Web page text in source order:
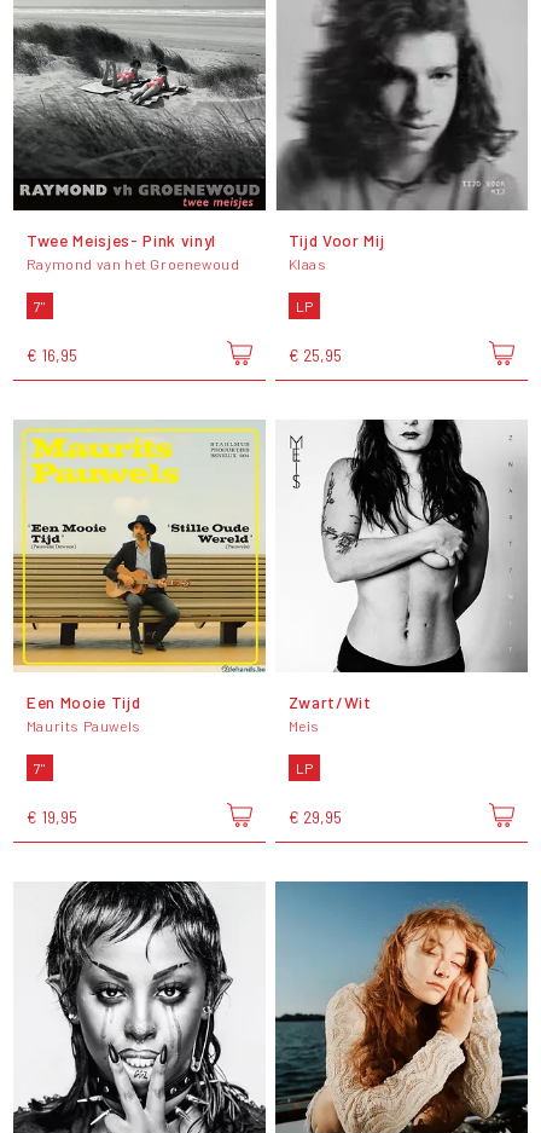
Twee Meisjes- Pink vinyl
Raymond van het Groenewoud
7"
€ 16,95
Tijd Voor Mij
Klaas
LP
€ 25,95
Een Mooie Tijd
Maurits Pauwels
7"
€ 19,95
Zwart/Wit
Meis
LP
€ 29,95